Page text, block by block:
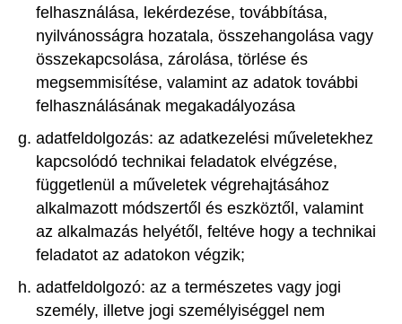
felhasználása, lekérdezése, továbbítása,
nyilvánosságra hozatala, összehangolása vagy
összekapcsolása, zárolása, törlése és
megsemmisítése, valamint az adatok további
felhasználásának megakadályozása
adatfeldolgozás: az adatkezelési műveletekhez
kapcsolódó technikai feladatok elvégzése,
függetlenül a műveletek végrehajtásához
alkalmazott módszertől és eszköztől, valamint
az alkalmazás helyétől, feltéve hogy a technikai
feladatot az adatokon végzik;
adatfeldolgozó: az a természetes vagy jogi
személy, illetve jogi személyiséggel nem